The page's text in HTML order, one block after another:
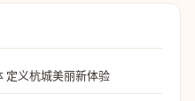
定义杭城美丽新体验